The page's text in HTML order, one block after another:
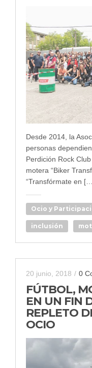
Desde 2014, la
personas
Perdición Rock
motera “Biker
“Transfórmate en
Ocio y
inclusión
20 junio, 2018 / 0
FÚTBOL,
EN UN FIN
REPLETO
OCIO